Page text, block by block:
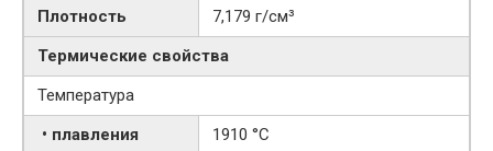
Плотность
7,179 г/см³
Термические свойства
Температура
• плавления
1910 °C